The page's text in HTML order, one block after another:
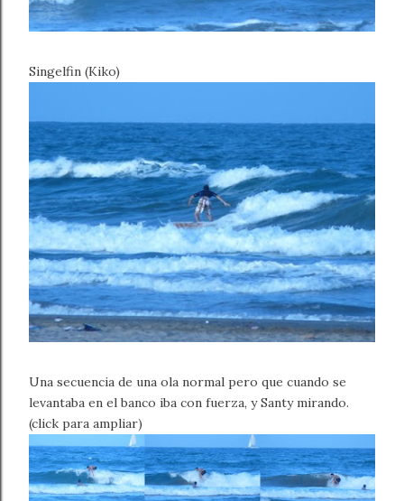
Singelfin (Kiko)
Una secuencia de una ola normal pero que cuando se
levantaba en el banco iba con fuerza, y Santy mirando.
(click para ampliar)